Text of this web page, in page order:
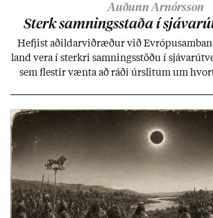
Auðunn Arnórsson
Sterk samn­ings­staða í
Hefj­ist að­ild­ar­við­ræð­ur við
land vera í sterkri samn­ings­stöðu í
sem flest­ir vænta að ráði úr­slit­um um
kerfi, en sveigj­an­leiki til lausna er